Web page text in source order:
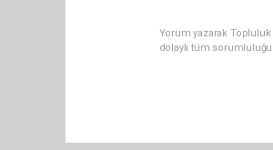
Yorum yazarak
dolaylı tüm